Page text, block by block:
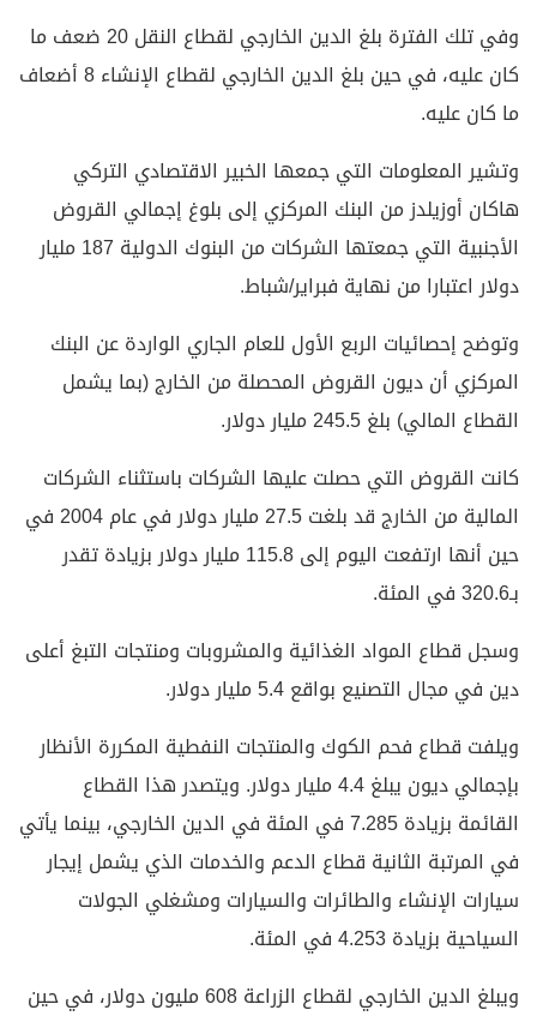
وفي تلك الفترة بلغ الدين الخارجي لقطاع النقل 20 ضعف ما
كان عليه، في حين بلغ الدين الخارجي لقطاع الإنشاء 8 أضعاف
ما كان عليه.
وتشير المعلومات التي جمعها الخبير الاقتصادي التركي
هاكان أوزيلدز من البنك المركزي إلى بلوغ إجمالي القروض
الأجنبية التي جمعتها الشركات من البنوك الدولية 187 مليار
دولار اعتبارا من نهاية فبراير/شباط.
وتوضح إحصائيات الربع الأول للعام الجاري الواردة عن البنك
المركزي أن ديون القروض المحصلة من الخارج (بما يشمل
القطاع المالي) بلغ 245.5 مليار دولار.
كانت القروض التي حصلت عليها الشركات باستثناء الشركات
المالية من الخارج قد بلغت 27.5 مليار دولار في عام 2004 في
حين أنها ارتفعت اليوم إلى 115.8 مليار دولار بزيادة تقدر
بـ320.6 في المئة.
وسجل قطاع المواد الغذائية والمشروبات ومنتجات التبغ أعلى
دين في مجال التصنيع بواقع 5.4 مليار دولار.
ويلفت قطاع فحم الكوك والمنتجات النفطية المكررة الأنظار
بإجمالي ديون يبلغ 4.4 مليار دولار. ويتصدر هذا القطاع
القائمة بزيادة 7.285 في المئة في الدين الخارجي، بينما يأتي
في المرتبة الثانية قطاع الدعم والخدمات الذي يشمل إيجار
سيارات الإنشاء والطائرات والسيارات ومشغلي الجولات
السياحية بزيادة 4.253 في المئة.
ويبلغ الدين الخارجي لقطاع الزراعة 608 مليون دولار، في حين